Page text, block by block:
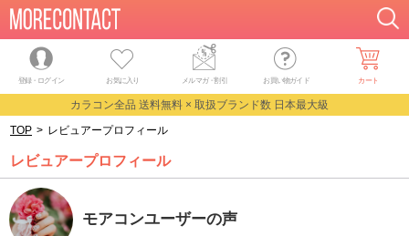
登録・ログイン お気に入り メルマガ・割引 お買い物ガイド カート
カラコン全品 送料無料 × 取扱ブランド数 日本最大級
TOP > レビュアープロフィール
レビュアープロフィール
モアコンユーザーの声